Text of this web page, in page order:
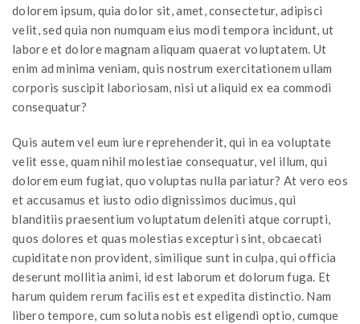
dolorem ipsum, quia dolor sit, amet, consectetur, adipisci
velit, sed quia non numquam eius modi tempora incidunt, ut
labore et dolore magnam aliquam quaerat voluptatem. Ut
enim ad minima veniam, quis nostrum exercitationem ullam
corporis suscipit laboriosam, nisi ut aliquid ex ea commodi
consequatur?
Quis autem vel eum iure reprehenderit, qui in ea voluptate
velit esse, quam nihil molestiae consequatur, vel illum, qui
dolorem eum fugiat, quo voluptas nulla pariatur? At vero eos
et accusamus et iusto odio dignissimos ducimus, qui
blanditiis praesentium voluptatum deleniti atque corrupti,
quos dolores et quas molestias excepturi sint, obcaecati
cupiditate non provident, similique sunt in culpa, qui officia
deserunt mollitia animi, id est laborum et dolorum fuga. Et
harum quidem rerum facilis est et expedita distinctio. Nam
libero tempore, cum soluta nobis est eligendi optio, cumque